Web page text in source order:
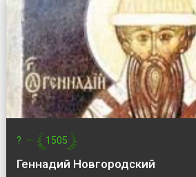
? — 1505
Геннадий Новгородский